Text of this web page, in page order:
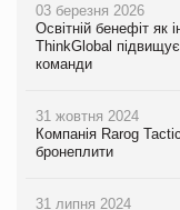
03 березня 2026
Освітній бенефіт як
ThinkGlobal
команди
31 жовтня 2024
Компанія Rarog
бронеплити
31 липня 2024